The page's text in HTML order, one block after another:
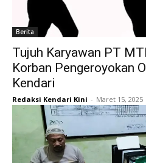
Berita
Tujuh Karyawan PT
Korban Pengeroyokan
Kendari
Redaksi Kendari Kini - Maret 15, 2025